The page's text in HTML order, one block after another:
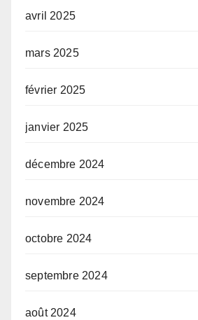
avril 2025
mars 2025
février 2025
janvier 2025
décembre 2024
novembre 2024
octobre 2024
septembre 2024
août 2024